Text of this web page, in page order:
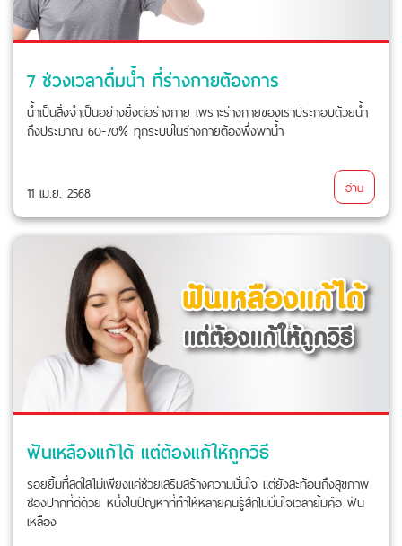
7 ช่วงเวลาดื่มน้ำ ที่ร่างกายต้องการ
น้ำเป็นสิ่งจำเป็นอย่างยิ่งต่อร่างกาย เพราะร่างกายของเราประกอบด้วยน้ำ
ถึงประมาณ 60-70% ทุกระบบในร่างกายต้องพึ่งพาน้ำ
11 เม.ย. 2568 อ่าน
ฟันเหลืองแก้ได้ แต่ต้องแก้ให้ถูกวิธี
รอยยิ้มที่สดใสไม่เพียงแค่ช่วยเสริมสร้างความมั่นใจ แต่ยังสะท้อนถึงสุขภาพ
ช่องปากที่ดีด้วย หนึ่งในปัญหาที่ทำให้หลายคนรู้สึกไม่มั่นใจเวลายิ้มคือ ฟัน
เหลือง